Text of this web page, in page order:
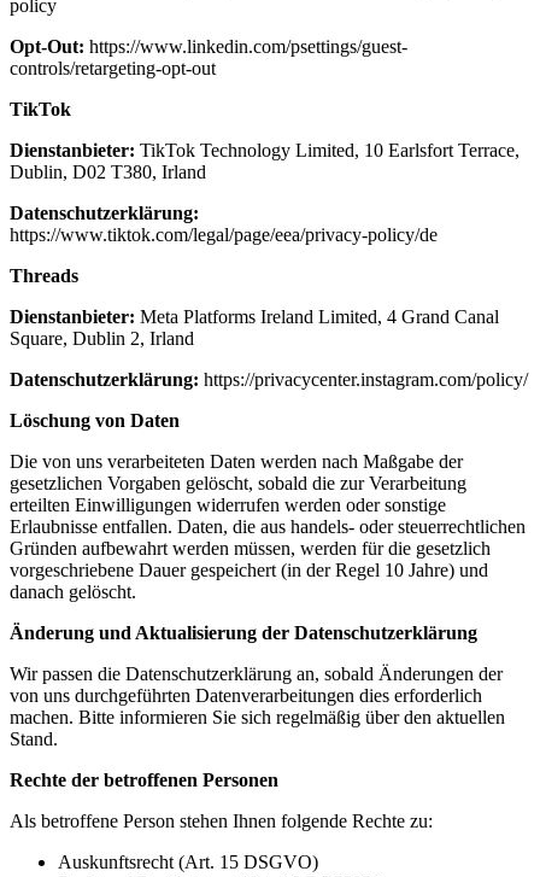
policy
Opt-Out: https://www.linkedin.com/psettings/guest-
controls/retargeting-opt-out
TikTok
Dienstanbieter: TikTok Technology Limited, 10 Earlsfort Terrace,
Dublin, D02 T380, Irland
Datenschutzerklärung:
https://www.tiktok.com/legal/page/eea/privacy-policy/de
Threads
Dienstanbieter: Meta Platforms Ireland Limited, 4 Grand Canal
Square, Dublin 2, Irland
Datenschutzerklärung: https://privacycenter.instagram.com/policy/
Löschung von Daten
Die von uns verarbeiteten Daten werden nach Maßgabe der
gesetzlichen Vorgaben gelöscht, sobald die zur Verarbeitung
erteilten Einwilligungen widerrufen werden oder sonstige
Erlaubnisse entfallen. Daten, die aus handels- oder steuerrechtlichen
Gründen aufbewahrt werden müssen, werden für die gesetzlich
vorgeschriebene Dauer gespeichert (in der Regel 10 Jahre) und
danach gelöscht.
Änderung und Aktualisierung der Datenschutzerklärung
Wir passen die Datenschutzerklärung an, sobald Änderungen der
von uns durchgeführten Datenverarbeitungen dies erforderlich
machen. Bitte informieren Sie sich regelmäßig über den aktuellen
Stand.
Rechte der betroffenen Personen
Als betroffene Person stehen Ihnen folgende Rechte zu:
Auskunftsrecht (Art. 15 DSGVO)